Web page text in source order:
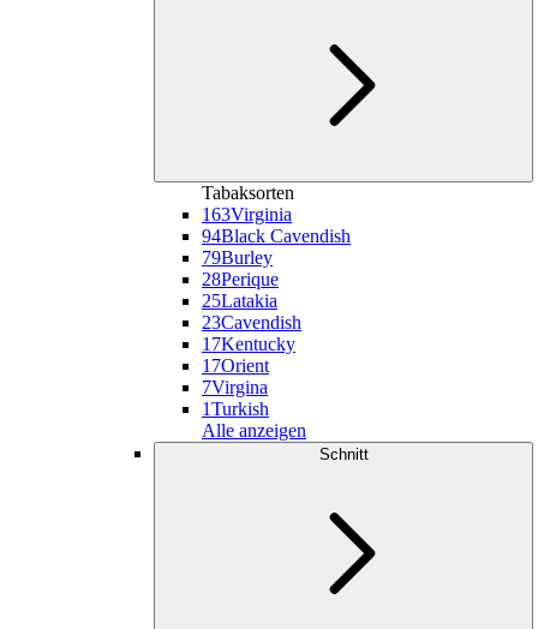
Tabaksorten
163Virginia
94Black Cavendish
79Burley
28Perique
25Latakia
23Cavendish
17Kentucky
17Orient
7Virgina
1Turkish
Alle anzeigen
Schnitt